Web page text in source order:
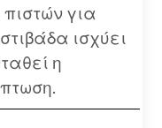
πιστών για
ισχύει
η